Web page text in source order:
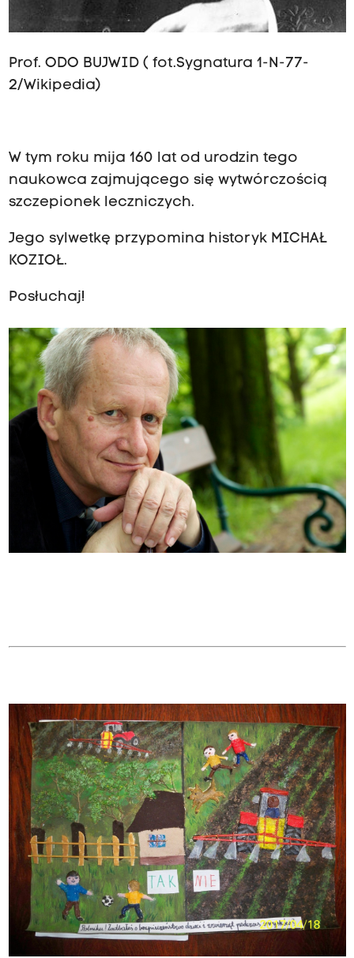
Prof. ODO BUJWID ( fot.Sygnatura 1-N-77-
2/Wikipedia)
W tym roku mija 160 lat od urodzin tego
naukowca zajmującego się wytwórczością
szczepionek leczniczych.
Jego sylwetkę przypomina historyk MICHAŁ
KOZIOŁ.
Posłuchaj!